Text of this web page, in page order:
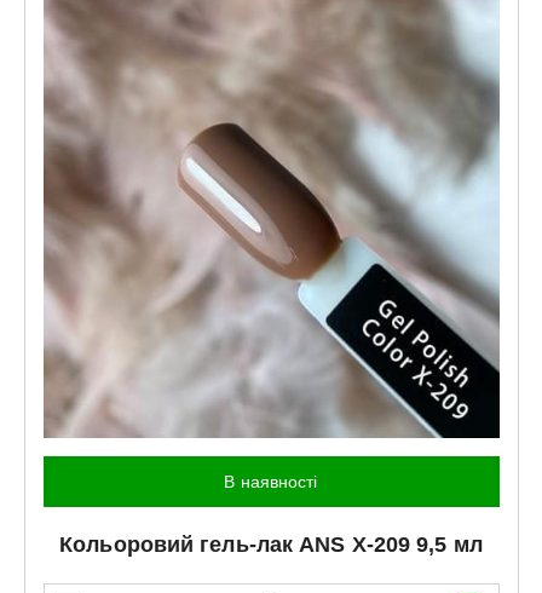
В наявності
Кольоровий гель-лакANS X-209 9,5 мл